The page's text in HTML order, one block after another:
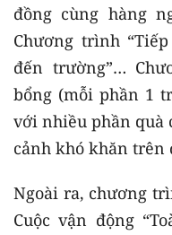
đồng cùng hàng
Chương trình
đến trường”…
bổng (mỗi phần 1
với nhiều phần quà
cảnh khó khăn trên
Ngoài ra, chương
Cuộc vận động